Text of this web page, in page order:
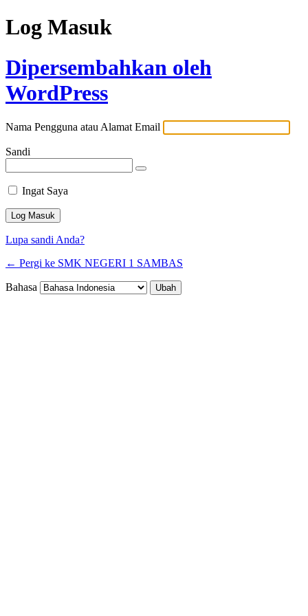
Log Masuk
Dipersembahkan oleh
WordPress
Nama Pengguna atau Alamat Email
Sandi
Ingat Saya
Lupa sandi Anda?
← Pergi ke SMK NEGERI 1 SAMBAS
Bahasa